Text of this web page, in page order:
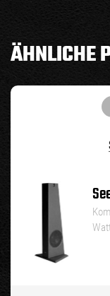
ÄHNLICHE